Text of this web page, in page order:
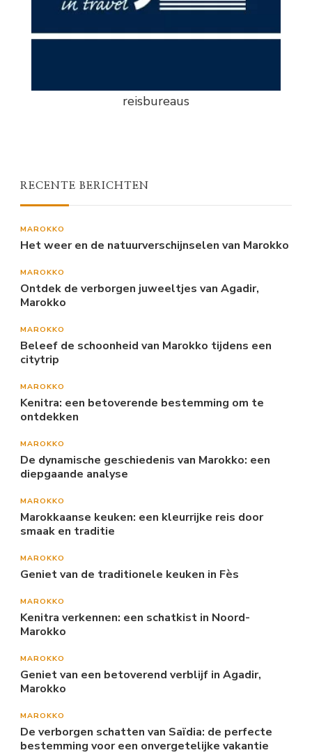
reisbureaus
RECENTE BERICHTEN
MAROKKO
Het weer en de natuurverschijnselen van Marokko
MAROKKO
Ontdek de verborgen juweeltjes van Agadir,
Marokko
MAROKKO
Beleef de schoonheid van Marokko tijdens een
citytrip
MAROKKO
Kenitra: een betoverende bestemming om te
ontdekken
MAROKKO
De dynamische geschiedenis van Marokko: een
diepgaande analyse
MAROKKO
Marokkaanse keuken: een kleurrijke reis door
smaak en traditie
MAROKKO
Geniet van de traditionele keuken in Fès
MAROKKO
Kenitra verkennen: een schatkist in Noord-
Marokko
MAROKKO
Geniet van een betoverend verblijf in Agadir,
Marokko
MAROKKO
De verborgen schatten van Saïdia: de perfecte
bestemming voor een onvergetelijke vakantie